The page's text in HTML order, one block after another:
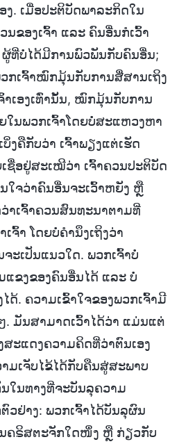
ງ. ເມື່ອປະຕິບັດພາລະກິດໃນ
ນຂອງເຈົ້າ ແລະ ຄົນອື່ນກໍເວົ້າ
ທີ່ບໍ່ໄດ້ມີການພົວພັນກັບຄົນອື່ນ;
ກເຈົ້າໝົກມຸ້ນກັບການສື່ສານເຖິງ
າເອງເທົ່ານັ້ນ, ໝົກມຸ້ນກັບການ
ໃນພວກເຈົ້າໂດຍບໍ່ສະແຫວງຫາ
ງຄືກັບວ່າ ເຈົ້າພຽງແຕ່ເຮັດ
ຊື່ອຢູ່ສະເໝີວ່າ ເຈົ້າຄວນປະຕິບັດ
ໃຈວ່າຄົນອື່ນຈະເວົ້າຫຍັງ ຫຼື
າເຈົ້າຄວນສົນທະນາຕາມທີ່
ຈົ້າ ໂດຍບໍ່ຄຳນຶງເຖິງວ່າ
ະເປັນແນວໃດ. ພວກເຈົ້າບໍ່
ຂງຂອງຄົນອື່ນໄດ້ ແລະ ບໍ່
ດ້. ຄວາມເຂົ້າໃຈຂອງພວກເຈົ້າມີ
ມັນສາມາດເວົ້າໄດ້ວ່າ ແມ່ນແຕ່
ະແດງຄວາມຄິດທີ່ວ່າຕົນເອງ
ມເຈັບໄຂ້ໄດ້ກັບຄືນສູ່ສະພາບ
ໃນທາງທີ່ຈະບັນລຸຄວາມ
ວຢ່າງ: ພວກເຈົ້າໄດ້ບັນລຸຜົນ
ຄຣິສຕະຈັກໃດໜຶ່ງ ຫຼື ກ່ຽວກັບ